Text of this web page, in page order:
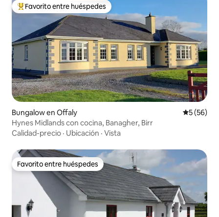
Favorito entre huéspedes preferido
Favorito entre huéspedes
Bungalow en Offaly
5 (56)
Hynes Midlands con cocina, Banagher, Birr
Calidad-precio · Ubicación · Vista
Favorito entre huéspedes
Favorito entre huéspedes